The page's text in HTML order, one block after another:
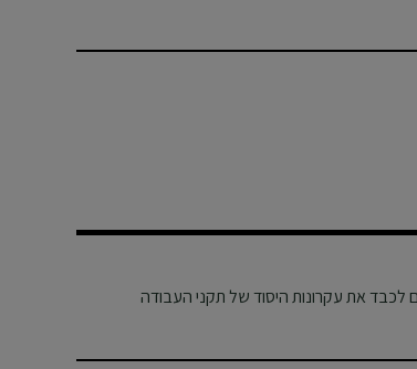
לכבד את עקרונות היסוד של תקני העבודה